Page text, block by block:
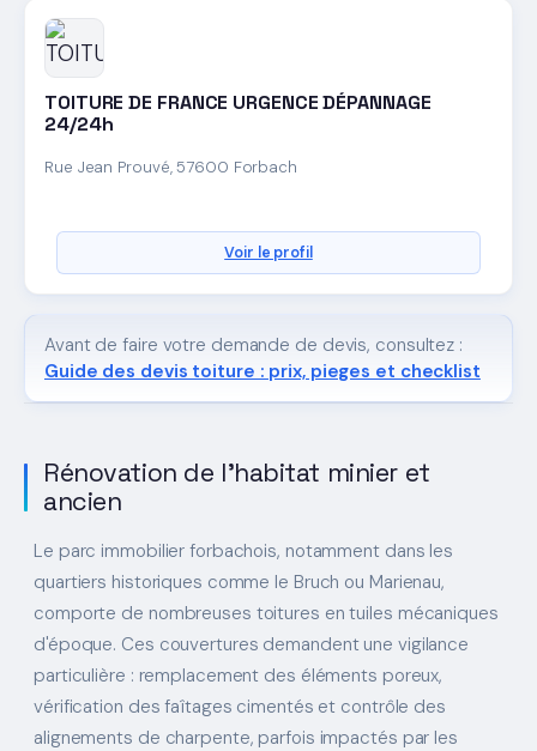
TOITURE DE FRANCE URGENCE DÉPANNAGE
24/24h
Rue Jean Prouvé, 57600 Forbach
Voir le profil
Avant de faire votre demande de devis, consultez :
Guide des devis toiture : prix, pieges et checklist
Rénovation de l'habitat minier et
ancien
Le parc immobilier forbachois, notamment dans les
quartiers historiques comme le Bruch ou Marienau,
comporte de nombreuses toitures en tuiles mécaniques
d'époque. Ces couvertures demandent une vigilance
particulière : remplacement des éléments poreux,
vérification des faîtages cimentés et contrôle des
alignements de charpente, parfois impactés par les